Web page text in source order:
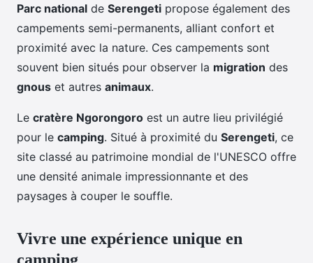
Parc national de Serengeti propose également des
campements semi-permanents, alliant confort et
proximité avec la nature. Ces campements sont
souvent bien situés pour observer la migration des
gnous et autres animaux.
Le cratère Ngorongoro est un autre lieu privilégié
pour le camping. Situé à proximité du Serengeti, ce
site classé au patrimoine mondial de l'UNESCO offre
une densité animale impressionnante et des
paysages à couper le souffle.
Vivre une expérience unique en